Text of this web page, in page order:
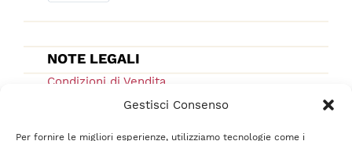
Gestisci Consenso
Per fornire le migliori esperienze, utilizziamo tecnologie come i
NOTE LEGALI
Condizioni di Vendita
Ordini e Spedizioni